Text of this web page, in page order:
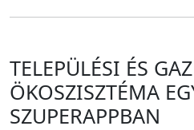
TELEPÜLÉSI ÉS
ÖKOSZISZTÉMA
SZUPERAPPBAN